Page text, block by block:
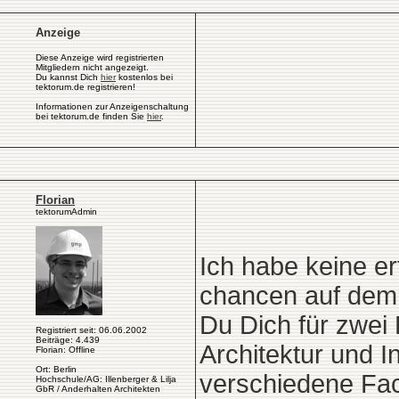
Anzeige
Diese Anzeige wird registrierten
Mitgliedern nicht angezeigt.
Du kannst Dich hierkostenlos bei
tektorum.de registrieren!
Informationen zur Anzeigenschaltung
bei tektorum.de finden Sie hier.
Florian
tektorumAdmin
Registriert seit: 06.06.2002
Beiträge: 4.439
Florian: Offline
Ort: Berlin
Hochschule/AG: Illenberger & Lilja
GbR / Anderhalten Architekten
Ich habe keine
chancen auf
Du Dich für zwei
Architektur und
verschiedene